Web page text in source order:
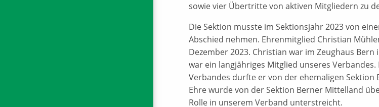
sowie vier Übertritte von aktiven Mitgliedern zu
Die Sektion musste im Sektionsjahr 2023 von
Abschied nehmen. Ehrenmitglied Christian
Dezember 2023. Christian war im Zeughaus
war ein langjähriges Mitglied unseres
Verbandes durfte er von der ehemaligen Sektion
Ehre wurde von der Sektion Berner Mittelland
Rolle in unserem Verband unterstreicht.